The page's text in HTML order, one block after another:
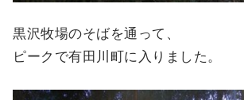
黒沢牧場のそばを通って、
ピークで有田川町に入りました。